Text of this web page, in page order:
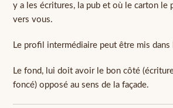
y a les écritures, la pub et où le carton le
vers vous.
Le profil intermédiaire peut être mis dans
Le fond, lui doit avoir le bon côté
foncé) opposé au sens de la façade.